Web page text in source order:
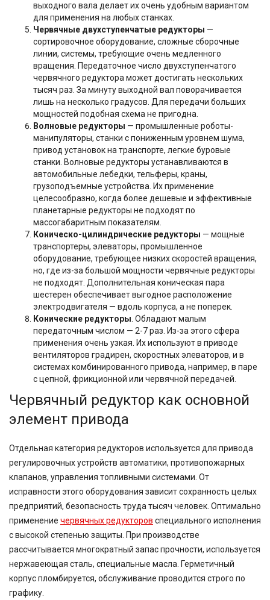
выходного вала делает их очень удобным вариантом
для применения на любых станках.
Червячные двухступенчатые редукторы —
сортировочное оборудование, сложные сборочные
линии, системы, требующие очень медленного
вращения. Передаточное число двухступенчатого
червячного редуктора может достигать нескольких
тысяч раз. За минуту выходной вал поворачивается
лишь на несколько градусов. Для передачи больших
мощностей подобная схема не пригодна.
Волновые редукторы — промышленные роботы-
манипуляторы, станки с пониженным уровнем шума,
привод установок на транспорте, легкие буровые
станки. Волновые редукторы устанавливаются в
автомобильные лебедки, тельферы, краны,
грузоподъемные устройства. Их применение
целесообразно, когда более дешевые и эффективные
планетарные редукторы не подходят по
массогабаритным показателям.
Коническо-цилиндрические редукторы — мощные
транспортеры, элеваторы, промышленное
оборудование, требующее низких скоростей вращения,
но, где из-за большой мощности червячные редукторы
не подходят. Дополнительная коническая пара
шестерен обеспечивает выгодное расположение
электродвигателя — вдоль корпуса, а не поперек.
Конические редукторы . Обладают малым
передаточным числом — 2-7 раз. Из-за этого сфера
применения очень узкая. Их используют в приводе
вентиляторов градирен, скоростных элеваторов, и в
системах комбинированного привода, например, в паре
с цепной, фрикционной или червячной передачей.
Червячный редуктор как основной
элемент привода
Отдельная категория редукторов используется для привода
регулировочных устройств автоматики, противопожарных
клапанов, управления топливными системами. От
исправности этого оборудования зависит сохранность целых
предприятий, безопасность труда тысяч человек. Оптимально
применение червячных редукторов специального исполнения
с высокой степенью защиты. При производстве
рассчитывается многократный запас прочности, используется
нержавеющая сталь, специальные масла. Герметичный
корпус пломбируется, обслуживание проводится строго по
графику.